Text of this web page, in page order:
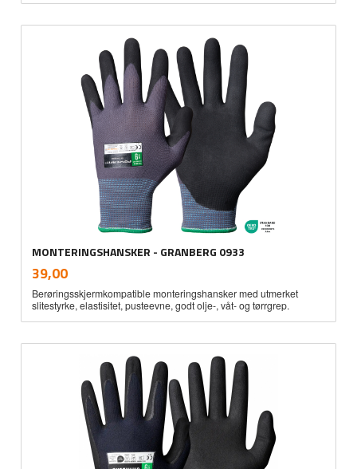
MONTERINGSHANSKER - GRANBERG 0933
Pris
39,00mva.
Berøringsskjermkompatible monteringshansker med utmerket
slitestyrke, elastisitet, pusteevne, godt olje-, våt- og tørrgrep.